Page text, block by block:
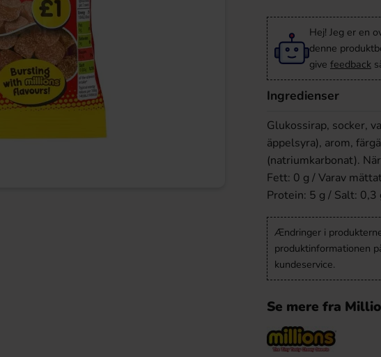
Hej! Jeg er en
denne
give feedback
Ingredienser
Glukossirap, socker,
äppelsyra), arom,
(natriumkarbonat).
Fett: 0 g / Varav
Protein: 5 g / Salt: 0,3
Ændringer i
produktinformationen
kundeservice.
Se mere fra